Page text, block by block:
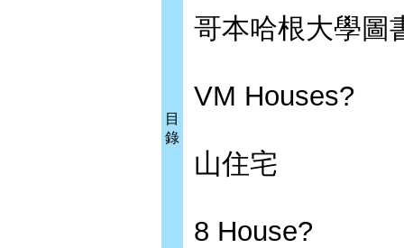
目
錄
哥本哈根大學圖
VM Houses?
山住宅
8 House?